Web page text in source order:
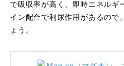
で吸収率が高く、即時エネルギ
イン配合で利尿作用があるので
ょう。